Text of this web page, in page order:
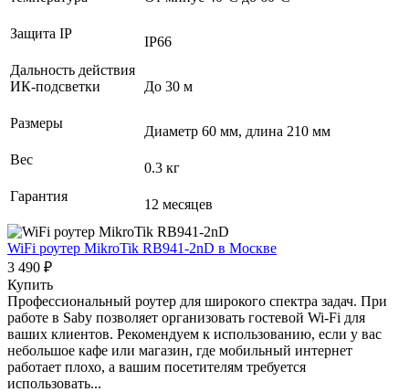
Защита IP
IP66
Дальность действия
ИК-подсветки
До 30 м
Размеры
Диаметр 60 мм, длина 210 мм
Вес
0.3 кг
Гарантия
12 месяцев
WiFi роутер MikroTik RB941-2nD в Москве
3 490 ₽
Купить
Профессиональный роутер для широкого спектра задач. При
работе в Saby позволяет организовать гостевой Wi-Fi для
ваших клиентов. Рекомендуем к использованию, если у вас
небольшое кафе или магазин, где мобильный интернет
работает плохо, а вашим посетителям требуется
использовать...